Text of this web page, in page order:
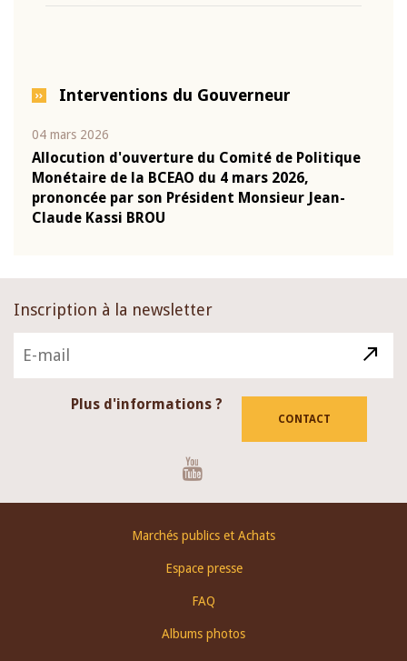
Interventions du Gouverneur
04 mars 2026
Allocution d'ouverture du Comité de Politique
Monétaire de la BCEAO du 4 mars 2026,
prononcée par son Président Monsieur Jean-
Claude Kassi BROU
Inscription à la newsletter
Plus d'informations ?
CONTACT
Marchés publics et Achats
Espace presse
FAQ
Albums photos